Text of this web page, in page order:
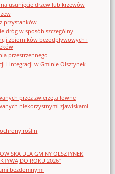
usunięcie drzew lub krzewów
przystanków
dróg w sposób szczególny
zbiorników bezodpływowych i
przestrzennego
i integracji w Gminie Olsztynek
przez zwierzęta łowne
niekorzystnymi zjawiskami
roślin
DLA GMINY OLSZTYNEK
DO ROKU 2026”
bezdomnymi